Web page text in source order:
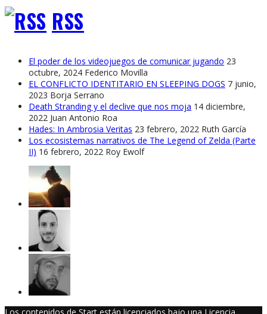
RSS
El poder de los videojuegos de comunicar jugando 23
octubre, 2024 Federico Movilla
EL CONFLICTO IDENTITARIO EN SLEEPING DOGS 7 junio,
2023 Borja Serrano
Death Stranding y el declive que nos moja 14 diciembre,
2022 Juan Antonio Roa
Hades: In Ambrosia Veritas 23 febrero, 2022 Ruth García
Los ecosistemas narrativos de The Legend of Zelda (Parte
II) 16 febrero, 2022 Roy Ewolf